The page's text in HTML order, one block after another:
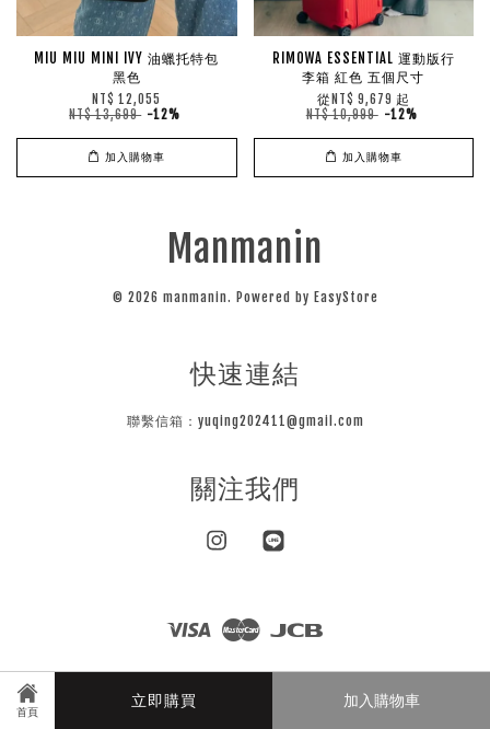
首頁
立即購買 加入購物車
MIU MIU MINI IVY 油蠟托特包
黑色
NT$ 12,055
NT$ 13,699 -12%
加入購物車
RIMOWA ESSENTIAL 運動版行
李箱 紅色 五個尺寸
從 NT$ 9,679 起
NT$ 10,999 -12%
加入購物車
Manmanin
© 2026 manmanin. Powered by EasyStore
快速連結
聯繫信箱：yuqing202411@gmail.com
關注我們
Instagram
Visa Master
隱私條款